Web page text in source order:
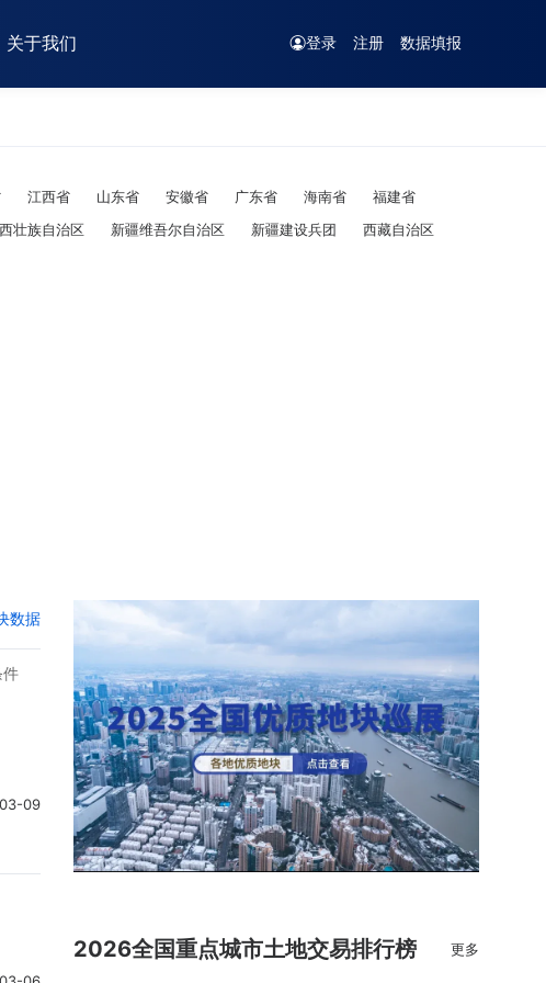
关于我们 登录 注册 数据填报
江西省 山东省 安徽省 广东省 海南省
福建省
壮族自治区 新疆维吾尔自治区 新疆建设兵团
西藏自治区
数据
件
09
2026全国重点城市土地交易排行榜 更多